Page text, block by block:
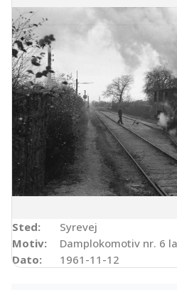
Sted:
Syrevej
Motiv:
Damplokomotiv nr. 6
Dato:
1961-11-12